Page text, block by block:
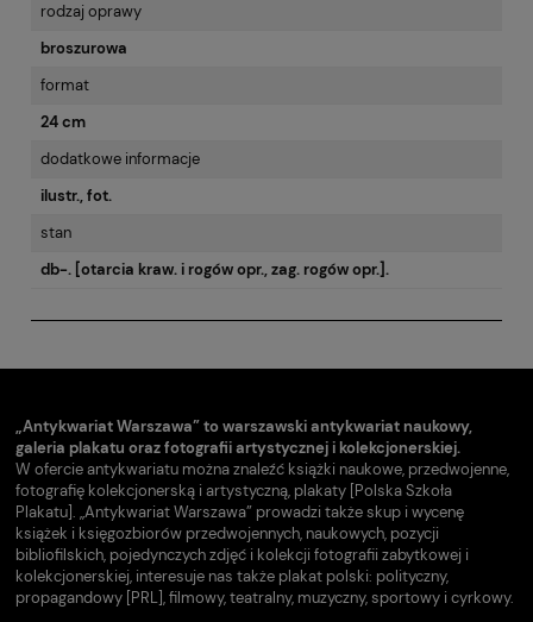
rodzaj oprawy
broszurowa
format
24 cm
dodatkowe informacje
ilustr., fot.
stan
db-. [otarcia kraw. i rogów opr., zag. rogów opr.].
„Antykwariat Warszawa” to warszawski antykwariat naukowy,
galeria plakatu oraz fotografii artystycznej i kolekcjonerskiej.
W ofercie antykwariatu można znaleźć książki naukowe, przedwojenne,
fotografię kolekcjonerską i artystyczną, plakaty [Polska Szkoła
Plakatu]. „Antykwariat Warszawa” prowadzi także skup i wycenę
książek i księgozbiorów przedwojennych, naukowych, pozycji
bibliofilskich, pojedynczych zdjęć i kolekcji fotografii zabytkowej i
kolekcjonerskiej, interesuje nas także plakat polski: polityczny,
propagandowy [PRL], filmowy, teatralny, muzyczny, sportowy i cyrkowy.